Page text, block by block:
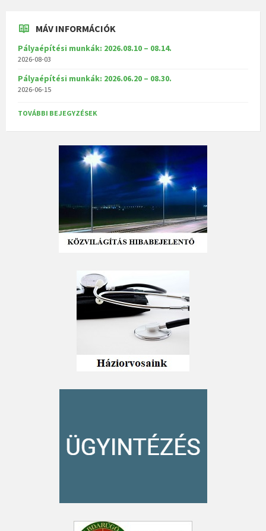
MÁV INFORMÁCIÓK
Pályaépítési munkák: 2026.08.10 – 08.14.
2026-08-03
Pályaépítési munkák: 2026.06.20 – 08.30.
2026-06-15
TOVÁBBI BEJEGYZÉSEK